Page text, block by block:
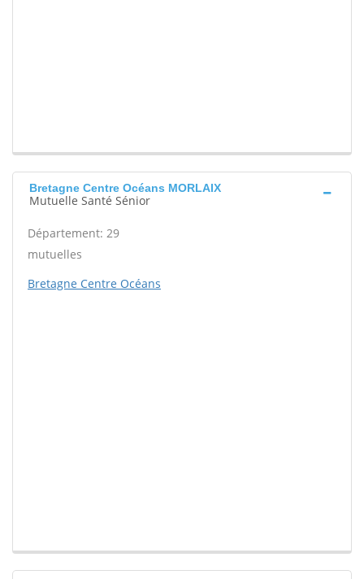
Bretagne Centre Océans MORLAIX
Mutuelle Santé Sénior
Département: 29
mutuelles
Bretagne Centre Océans